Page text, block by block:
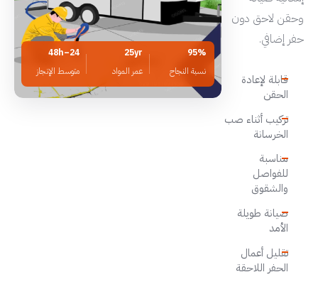
وحقن لاحق دون
حفر إضافي.
قابلة لإعادة
الحقن
تركيب أثناء صب
الخرسانة
مناسبة
للفواصل
والشقوق
صيانة طويلة
الأمد
تقليل أعمال
الحفر اللاحقة
95%
نسبة النجاح
25yr
عمر المواد
24–48h
متوسط الإنجاز